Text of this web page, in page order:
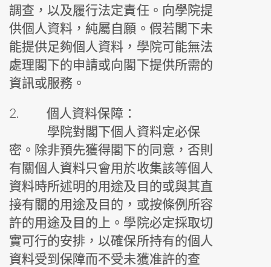
調查，以及履行法定責任。向學院提
供個人資料，純屬自願。假若閣下未
能提供足夠個人資料，學院可能無法
處理閣下的申請或向閣下提供所需的
資訊或服務。
2.個人資料保障：
學院對閣下個人資料定必保
密。除非預先獲得閣下的同意，否則
有關個人資料只會用於收集該等個人
資料時所述明的用途及目的或與其直
接有關的用途及目的，或按條例所容
許的用途及目的上。學院必定採取切
實可行的安排，以確保所持有的個人
資料受到保障而不受未獲准許的查